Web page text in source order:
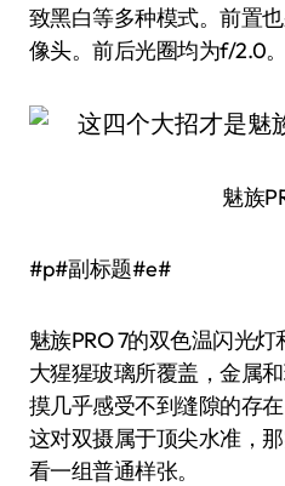
致黑白等多种模式。前置
像头。前后光圈均为f/2.0。
魅族
#p#副标题#e#
魅族PRO 7的双色温闪光
大猩猩玻璃所覆盖，金属
摸几乎感受不到缝隙的存
这对双摄属于顶尖水准，
看一组普通样张。